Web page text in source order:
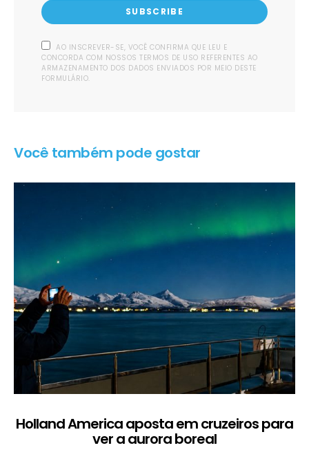
SUBSCRIBE
AO INSCREVER-SE, VOCÊ CONFIRMA QUE LEU E
CONCORDA COM NOSSOS TERMOS DE USO REFERENTES AO
ARMAZENAMENTO DOS DADOS ENVIADOS POR MEIO DESTE
FORMULÁRIO.
Você também pode gostar
Holland America aposta em cruzeiros para
ver a aurora boreal